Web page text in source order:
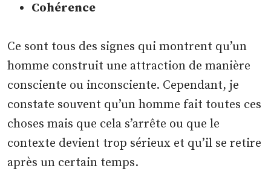
Cohérence
Ce sont tous des signes qui montrent qu’un
homme construit une attraction de manière
consciente ou inconsciente. Cependant, je
constate souvent qu’un homme fait toutes ces
choses mais que cela s’arrête ou que le
contexte devient trop sérieux et qu’il se retire
après un certain temps.